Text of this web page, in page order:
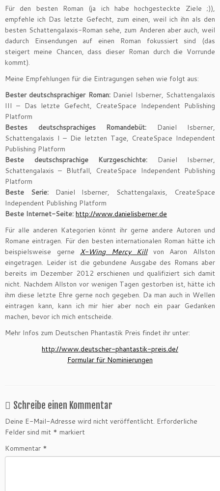
Für den besten Roman (ja ich habe hochgesteckte Ziele ;)),
empfehle ich Das letzte Gefecht, zum einen, weil ich ihn als den
besten Schattengalaxis-Roman sehe, zum Anderen aber auch, weil
dadurch Einsendungen auf einen Roman fokussiert sind (das
steigert meine Chancen, dass dieser Roman durch die Vorrunde
kommt).
Meine Empfehlungen für die Eintragungen sehen wie folgt aus:
Bester deutschsprachiger Roman: Daniel Isberner, Schattengalaxis
III – Das letzte Gefecht, CreateSpace Independent Publishing
Platform
Bestes deutschsprachiges Romandebüt: Daniel Isberner,
Schattengalaxis I – Die letzten Tage, CreateSpace Independent
Publishing Platform
Beste deutschsprachige Kurzgeschichte: Daniel Isberner,
Schattengalaxis – Blutfall, CreateSpace Independent Publishing
Platform
Beste Serie:Daniel Isberner, Schattengalaxis, CreateSpace
Independent Publishing Platform
Beste Internet-Seite: http://www.danielisberner.de
Für alle anderen Kategorien könnt ihr gerne andere Autoren und
Romane eintragen. Für den besten internationalen Roman hätte ich
beispielsweise gerne X-Wing Mercy Killvon Aaron Allston
eingetragen. Leider ist die gebundene Ausgabe des Romans aber
bereits im Dezember 2012 erschienen und qualifiziert sich damit
nicht. Nachdem Allston vor wenigen Tagen gestorben ist, hätte ich
ihm diese letzte Ehre gerne noch gegeben. Da man auch in Wellen
eintragen kann, kann ich mir hier aber noch ein paar Gedanken
machen, bevor ich mich entscheide.
Mehr Infos zum Deutschen Phantastik Preis findet ihr unter:
http://www.deutscher-phantastik-preis.de/
Formular für Nominierungen
Schreibe einen Kommentar
Deine E-Mail-Adresse wird nicht veröffentlicht. Erforderliche
Felder sind mit * markiert
Kommentar *